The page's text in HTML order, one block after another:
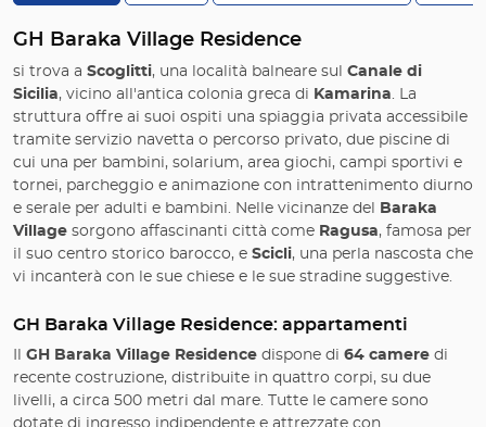
GH Baraka Village Residence
si trova a Scoglitti, una località balneare sul
Canale di
Sicilia, vicino all'antica colonia greca di Kamarina. La
struttura offre ai suoi ospiti una spiaggia privata accessibile
tramite servizio navetta o percorso privato, due piscine di
cui una per bambini, solarium, area giochi, campi sportivi e
tornei, parcheggio e animazione con intrattenimento diurno
e serale per adulti e bambini. Nelle vicinanze del
Baraka
Village sorgono affascinanti città come Ragusa, famosa per
il suo centro storico barocco, e Scicli, una perla nascosta che
vi incanterà con le sue chiese e le sue stradine suggestive.
GH Baraka Village Residence: appartamenti
GH Baraka Village Residence dispone di 64 camere di
recente costruzione, distribuite in quattro corpi, su due
livelli, a circa 500 metri dal mare. Tutte le camere sono